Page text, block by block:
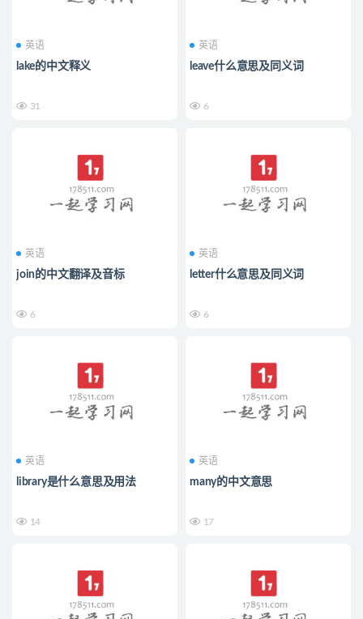
英语
lake的中文释义
31
英语
leave什么意思及同义词
6
英语
join的中文翻译及音标
6
英语
letter什么意思及同义词
6
英语
library是什么意思及用法
14
英语
many的中文意思
17